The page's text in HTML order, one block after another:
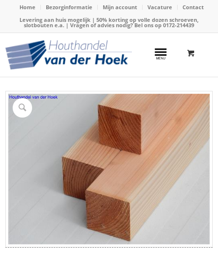
Home Bezorginformatie Mijn account Vacature
Contact
Levering aan huis mogelijk | 50% korting op volle dozen schroeven,
slotbouten e.a. | Vragen of advies nodig? Bel ons op 0172-214439
Home / Webshop / Douglas hout / Douglas palen
Paal Douglas 115x115mm x 250cm geschaafd